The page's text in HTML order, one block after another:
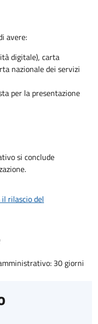
avere:
digitale), carta
nazionale dei servizi
per la presentazione
si conclude
rilascio del
30 giorni